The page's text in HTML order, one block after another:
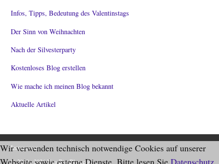
Infos, Tipps, Bedeutung des Valentinstags
Der Sinn von Weihnachten
Nach der Silvesterparty
Kostenloses Blog erstellen
Wie mache ich meinen Blog bekannt
Aktuelle Artikel
Impressum
© 2010 - 2026 You-Big-Blog.com.
Wir verwenden technisch notwendige Cookies auf unserer
Webseite sowie externe Dienste. Bitte lesen Sie Datenschutz